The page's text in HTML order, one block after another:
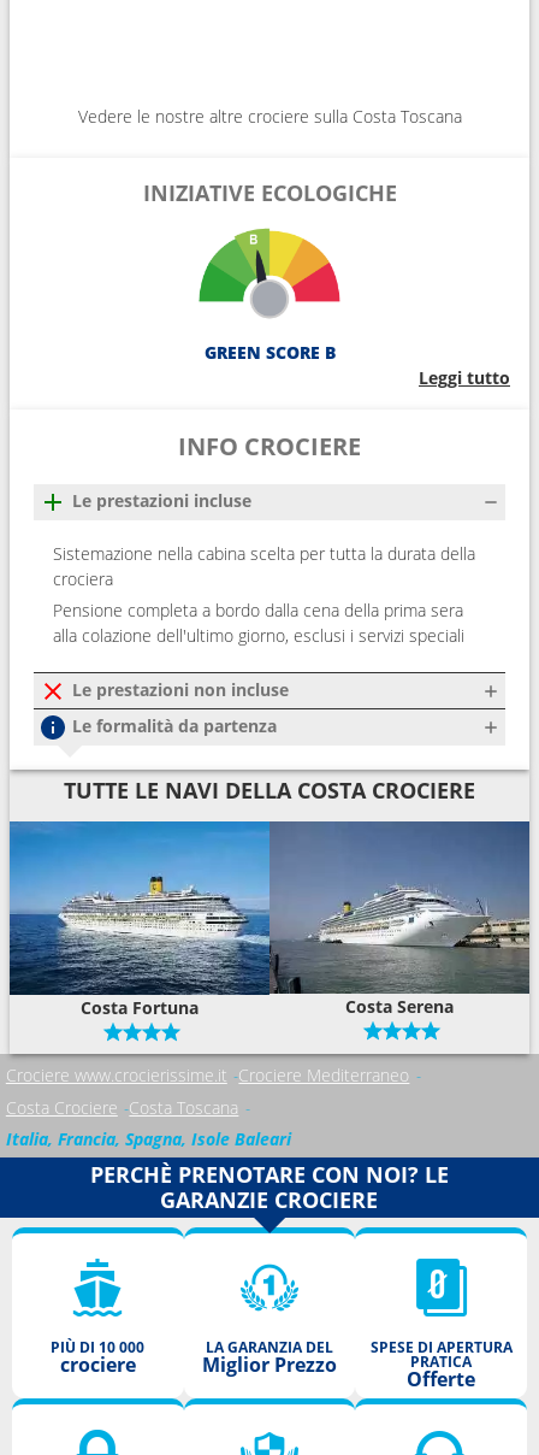
Vedere le nostre altre crociere sulla Costa Toscana
INIZIATIVE ECOLOGICHE
GREEN SCORE B
Leggi tutto
INFO CROCIERE
Le prestazioni incluse
Sistemazione nella cabina scelta per tutta la durata della
crociera
Pensione completa a bordo dalla cena della prima sera
alla colazione dell'ultimo giorno, esclusi i servizi speciali
Le prestazioni non incluse
Le formalità da partenza
TUTTE LE NAVI DELLA COSTA CROCIERE
Costa Fortuna Costa Serena
Crociere www.crocierissime.it Crociere Mediterraneo
Costa Crociere Costa Toscana
Italia, Francia, Spagna, Isole Baleari
PERCHÈ PRENOTARE CON NOI? LE
GARANZIE CROCIERE
PIÙ DI 10 000
crociere
LA GARANZIA DEL
Miglior Prezzo
SPESE DI APERTURA
PRATICA
Offerte